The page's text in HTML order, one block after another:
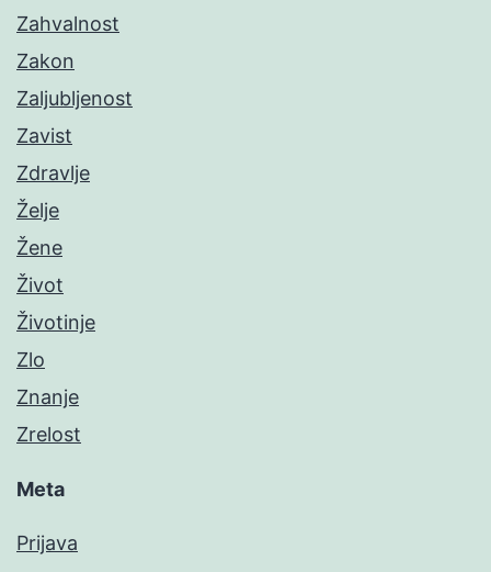
Zahvalnost
Zakon
Zaljubljenost
Zavist
Zdravlje
Želje
Žene
Život
Životinje
Zlo
Znanje
Zrelost
Meta
Prijava